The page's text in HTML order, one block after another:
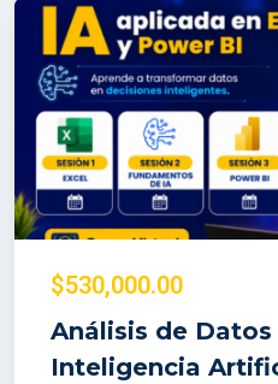
$530,000.00
Análisis de Datos
Inteligencia